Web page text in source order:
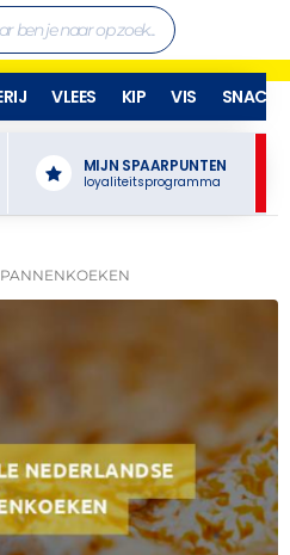
VLEES KIP VIS SNACKS
MIJN SPAARPUNTEN
loyaliteitsprogramma